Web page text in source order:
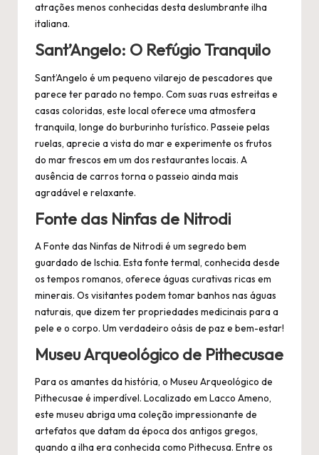
atrações menos conhecidas desta deslumbrante ilha
italiana.
Sant’Angelo: O Refúgio Tranquilo
Sant’Angelo é um pequeno vilarejo de pescadores que
parece ter parado no tempo. Com suas ruas estreitas e
casas coloridas, este local oferece uma atmosfera
tranquila, longe do burburinho turístico. Passeie pelas
ruelas, aprecie a vista do mar e experimente os frutos
do mar frescos em um dos restaurantes locais. A
ausência de carros torna o passeio ainda mais
agradável e relaxante.
Fonte das Ninfas de Nitrodi
A Fonte das Ninfas de Nitrodi é um segredo bem
guardado de Ischia. Esta fonte termal, conhecida desde
os tempos romanos, oferece águas curativas ricas em
minerais. Os visitantes podem tomar banhos nas águas
naturais, que dizem ter propriedades medicinais para a
pele e o corpo. Um verdadeiro oásis de paz e bem-estar!
Museu Arqueológico de Pithecusae
Para os amantes da história, o Museu Arqueológico de
Pithecusae é imperdível. Localizado em Lacco Ameno,
este museu abriga uma coleção impressionante de
artefatos que datam da época dos antigos gregos,
quando a ilha era conhecida como Pithecusa. Entre os